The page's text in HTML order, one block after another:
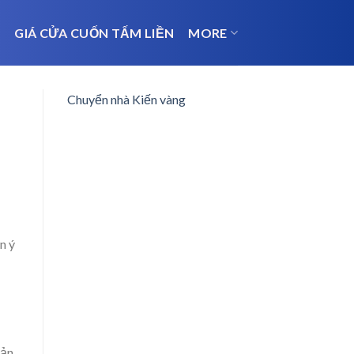
GIÁ CỬA CUỐN TẤM LIỀN MORE
ý
Chuyển nhà Kiến vàng